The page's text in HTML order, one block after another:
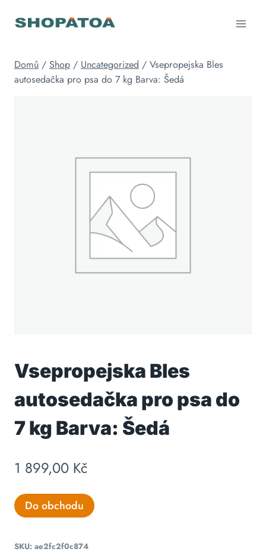
Domů / Shop / Uncategorized / Vsepropejska Bles
autosedačka pro psa do 7 kg Barva: Šedá
Vsepropejska Bles
autosedačka pro psa do
7 kg Barva: Šedá
1 899,00 Kč
Do obchodu
SKU: ae2fc2f0c874